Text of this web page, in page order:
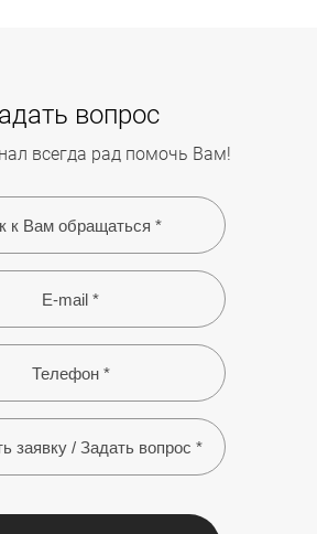
вопрос
всегда рад помочь Вам!